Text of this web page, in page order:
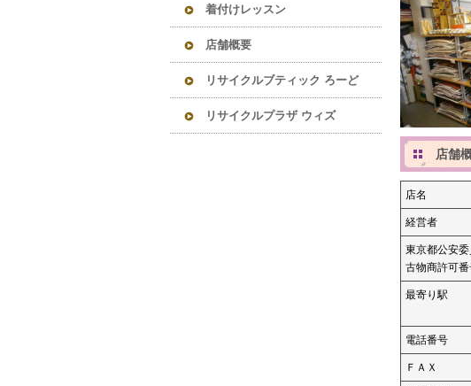
着付けレッスン
店舗概要
リサイクルブティック ろーど
リサイクルプラザ ウィズ
店舗
店名
経営者
東京都公安
古物商許可
最寄り駅
電話番号
ＦＡＸ